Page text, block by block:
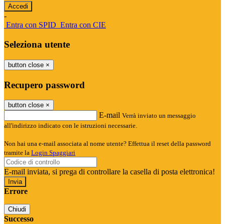
-
Entra con SPID Entra con CIE
Seleziona utente
button close ×
Recupero password
button close ×
E-mail Verrà inviato un messaggio
all'indirizzo indicato con le istruzioni necessarie.
Non hai una e-mail associata al nome utente? Effettua il reset della password
tramite la Login Spaggiari
E-mail inviata, si prega di controllare la casella di posta elettronica!
Errore
Chiudi
Successo